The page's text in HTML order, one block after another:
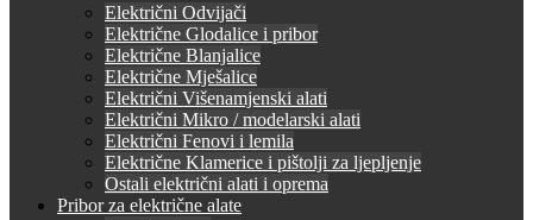
Električni Odvijači
Električne Glodalice i pribor
Električne Blanjalice
Električne Mješalice
Električni Višenamjenski alati
Električni Mikro / modelarski alati
Električni Fenovi i lemila
Električne Klamerice i pištolji za ljepljenje
Ostali električni alati i oprema
Pribor za električne alate